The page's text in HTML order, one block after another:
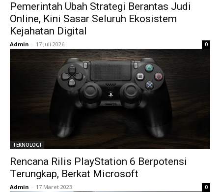
Pemerintah Ubah Strategi Berantas Judi
Online, Kini Sasar Seluruh Ekosistem
Kejahatan Digital
Admin - 17 Juli 2026 0
TEKNOLOGI
Rencana Rilis PlayStation 6 Berpotensi
Terungkap, Berkat Microsoft
Admin - 17 Maret 2023 0